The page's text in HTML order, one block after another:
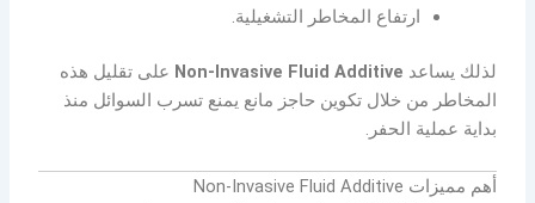
ارتفاع المخاطر التشغيلية.
لذلك يساعد Non-Invasive Fluid Additive على تقليل هذه
المخاطر من خلال تكوين حاجز مانع يمنع تسرب السوائل منذ
بداية عملية الحفر.
أهم مميزات Non-Invasive Fluid Additive